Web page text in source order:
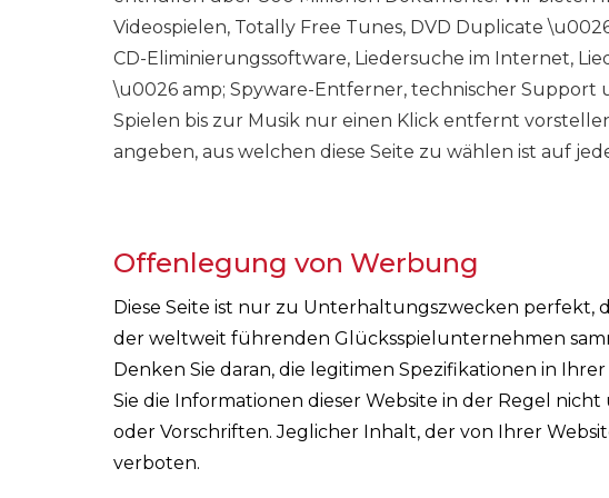
Videospielen, Totally Free Tunes, DVD Duplicate
CD-Eliminierungssoftware, Liedersuche im Internet,
\u0026 amp; Spyware-Entferner, technischer Support
Spielen bis zur Musik nur einen Klick entfernt
angeben, aus welchen diese Seite zu wählen ist auf
Offenlegung von Werbung
Diese Seite ist nur zu Unterhaltungszwecken perfekt,
der weltweit führenden Glücksspielunternehmen
Denken Sie daran, die legitimen Spezifikationen in
Sie die Informationen dieser Website in der Regel
oder Vorschriften. Jeglicher Inhalt, der von Ihrer
verboten.